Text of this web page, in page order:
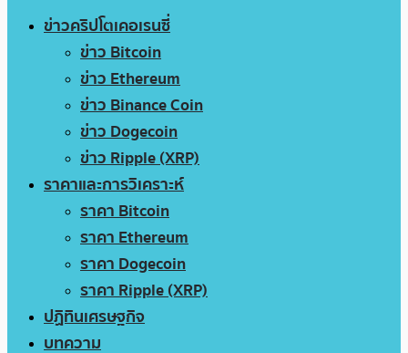
ข่าวคริปโตเคอเรนซี่
ข่าว Bitcoin
ข่าว Ethereum
ข่าว Binance Coin
ข่าว Dogecoin
ข่าว Ripple (XRP)
ราคาและการวิเคราะห์
ราคา Bitcoin
ราคา Ethereum
ราคา Dogecoin
ราคา Ripple (XRP)
ปฏิทินเศรษฐกิจ
บทความ